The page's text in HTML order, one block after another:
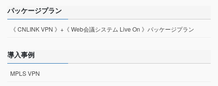
パッケージプラン
《 CNLINK VPN 》+《 Web会議システム Live On 》パッケージプラン
導入事例
MPLS VPN